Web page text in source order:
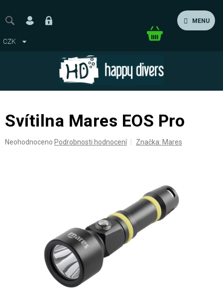
obsah
MENU
CZK
Nákupní
Svítilna Mares EOS Pro
Průměrné
Neohodnoceno Podrobnosti hodnocení Značka: Mares